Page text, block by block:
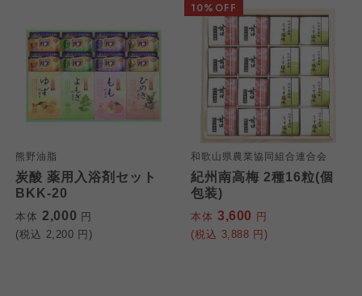
熊野油脂
炭酸 薬用入浴剤セット
BKK-20
本体 2,000 円
(税込 2,200 円)
和歌山県農業協同組合連合会
紀州南高梅 2種16粒(個
包装)
本体 3,600 円
(税込 3,888 円)
10%OFF